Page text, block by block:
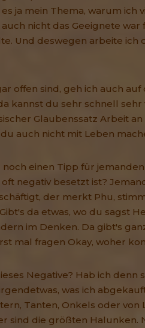
ja mein Thema, warum ich
nicht das Geeignete
Und deswegen arbeite ich
offen sind, geh ich auch
kannst du sehr schnell
Glaubenssatz Arbeit
auch nicht mit Leben
einen Tipp für
negativ besetzt ist?
der merkt Phu,
da etwas, wo du sagst
im Denken. Da gibt's
mal fragen Okay, woher
Negative? Hab ich denn
was ich
Tanten, Onkels oder von
sind die größten Halunken.